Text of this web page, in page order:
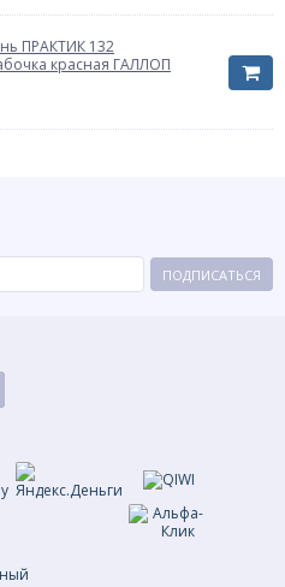
пункты,
узлы
к
бабочка
отверстия
ГОСТ Р 59553-
2021
ПРАКТИК 132
красная ГАЛЛОП
ПОДПИСАТЬСЯ